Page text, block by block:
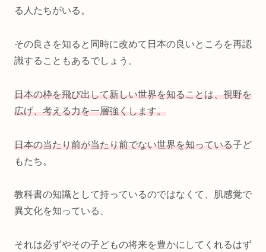
る人たちがいる。
その良さを知ると同時に改めて日本の良いところを再認
識することもあるでしょう。
日本の枠を飛び出して新しい世界を知ることは、視野を
広げ、考える力を一層強くします。
日本の当たり前が当たり前でない世界を知っている子ど
もたち。
教科書の知識として持っているのではなくて、肌感覚で
異文化を知っている、
それは必ずやその子どもの将来を豊かにしてくれるはず